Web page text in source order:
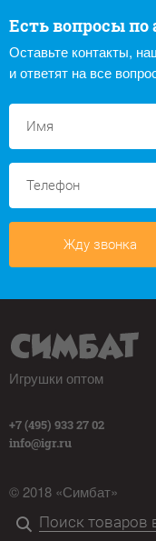
Есть вопросы по
Оставьте контакты,
и ответят на все
Жду звонка
Игрушки оптом
+7 (495) 933 27 02
info@igr.ru
© 2018 «Симбат»